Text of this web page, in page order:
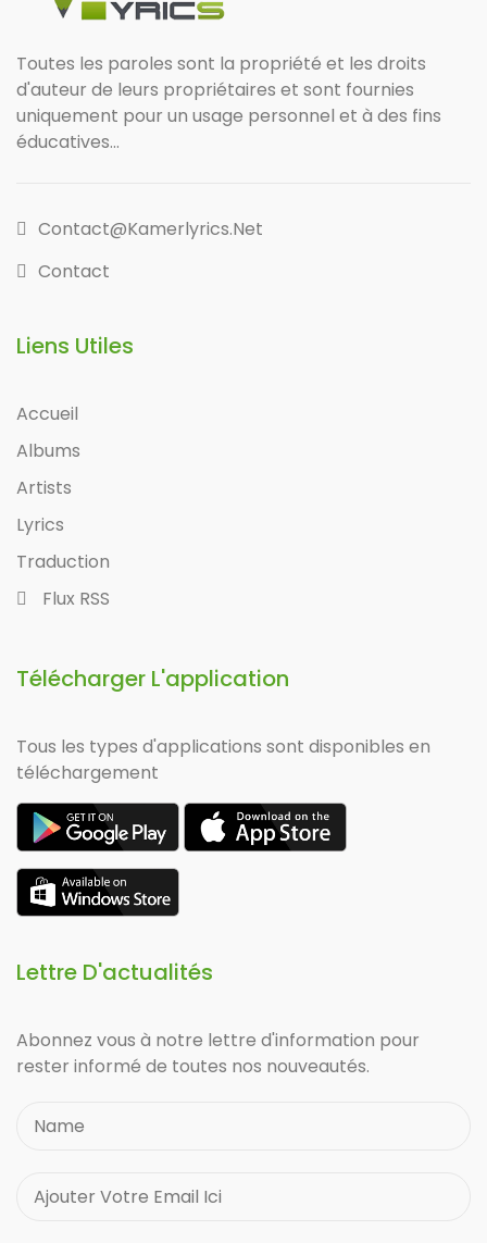
Toutes les paroles sont la propriété et les droits
d'auteur de leurs propriétaires et sont fournies
uniquement pour un usage personnel et à des fins
éducatives...
Contact@kamerlyrics.net
Contact
Liens Utiles
Accueil
Albums
Artists
Lyrics
Traduction
Flux RSS
Télécharger L'application
Tous les types d'applications sont disponibles en
téléchargement
Lettre D'actualités
Abonnez vous à notre lettre d'information pour
rester informé de toutes nos nouveautés.